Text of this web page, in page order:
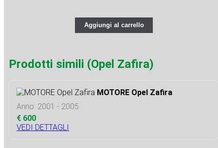
Aggiungi al carrello
Prodotti simili (Opel Zafira)
MOTORE Opel Zafira
Anno: 2001 - 2005
€ 600
VEDI DETTAGLI